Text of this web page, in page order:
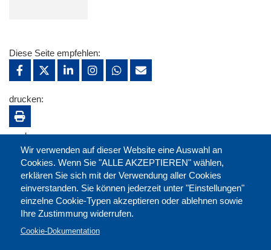
Wir verwenden auf dieser Website eine Auswahl an
Cookies. Wenn Sie "ALLE AKZEPTIEREN" wählen,
erklären Sie sich mit der Verwendung aller Cookies
einverstanden. Sie können jederzeit unter "Einstellungen"
einzelne Cookie-Typen akzeptieren oder ablehnen sowie
Ihre Zustimmung widerrufen.
Cookie-Dokumentation
Diese Seite empfehlen:
drucken:
merken: